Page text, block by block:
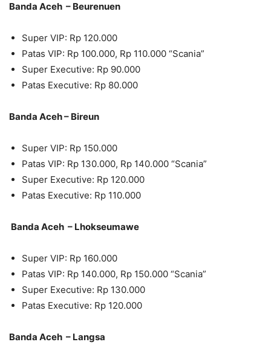
Banda Aceh – Beurenuen
Super VIP: Rp 120.000
Patas VIP: Rp 100.000, Rp 110.000 “Scania”
Super Executive: Rp 90.000
Patas Executive: Rp 80.000
Banda Aceh – Bireun
Super VIP: Rp 150.000
Patas VIP: Rp 130.000, Rp 140.000 “Scania”
Super Executive: Rp 120.000
Patas Executive: Rp 110.000
Banda Aceh – Lhokseumawe
Super VIP: Rp 160.000
Patas VIP: Rp 140.000, Rp 150.000 “Scania”
Super Executive: Rp 130.000
Patas Executive: Rp 120.000
Banda Aceh – Langsa